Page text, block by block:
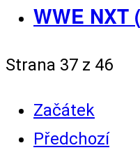
WWE NXT
Strana 37 z 46
Začátek
Předchozí